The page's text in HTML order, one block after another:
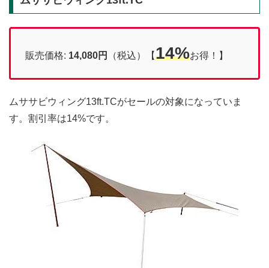
販売価格: 14,080円 （税込）【14%お得！】
ムササビウィング13ft.TCがセールの対象になっていま
す。割引率は14%です。